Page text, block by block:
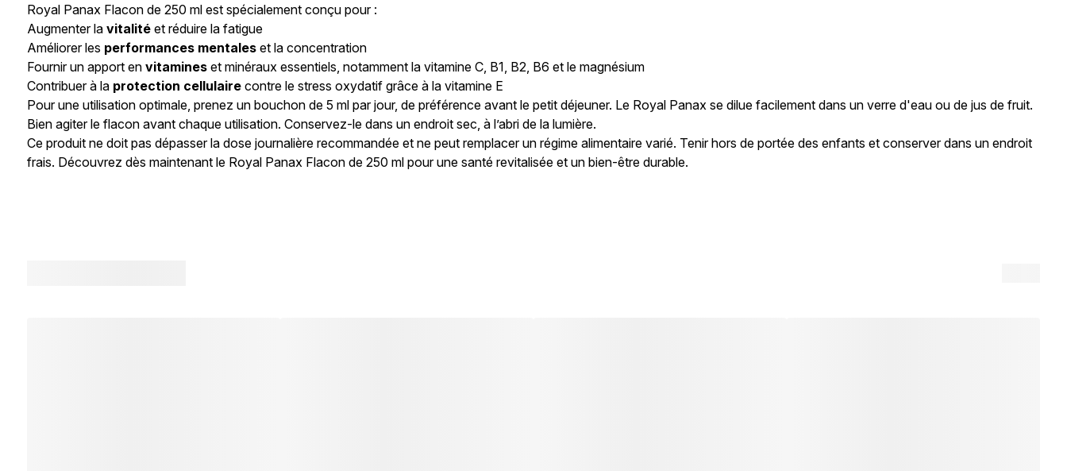
Royal Panax Flacon de 250 ml est spécialement conçu pour :
Augmenter lavitalité et réduire la fatigue
Améliorer les performances mentales et la concentration
Fournir un apport envitamines et minéraux essentiels, notamment la vitamine C, B1, B2, B6 et le magnésium
Contribuer à la protection cellulaire contre le stress oxydatif grâce à la vitamine E
Pour une utilisation optimale, prenez un bouchon de 5 ml par jour, de préférence avant le petit déjeuner. Le Royal Panax se dilue facilement dans un verre d'eau ou de jus de fruit.
Bien agiter le flacon avant chaque utilisation. Conservez-le dans un endroit sec, à l’abri de la lumière.
Ce produit ne doit pas dépasser la dose journalière recommandée et ne peut remplacer un régime alimentaire varié. Tenir hors de portée des enfants et conserver dans un endroit
frais. Découvrez dès maintenant le Royal Panax Flacon de 250 ml pour une santé revitalisée et un bien-être durable.